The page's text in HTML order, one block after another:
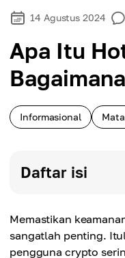
14 Agustus 2024
Apa Itu
Informasional
Daftar isi
Memastikan
sangatlah penting.
pengguna crypto